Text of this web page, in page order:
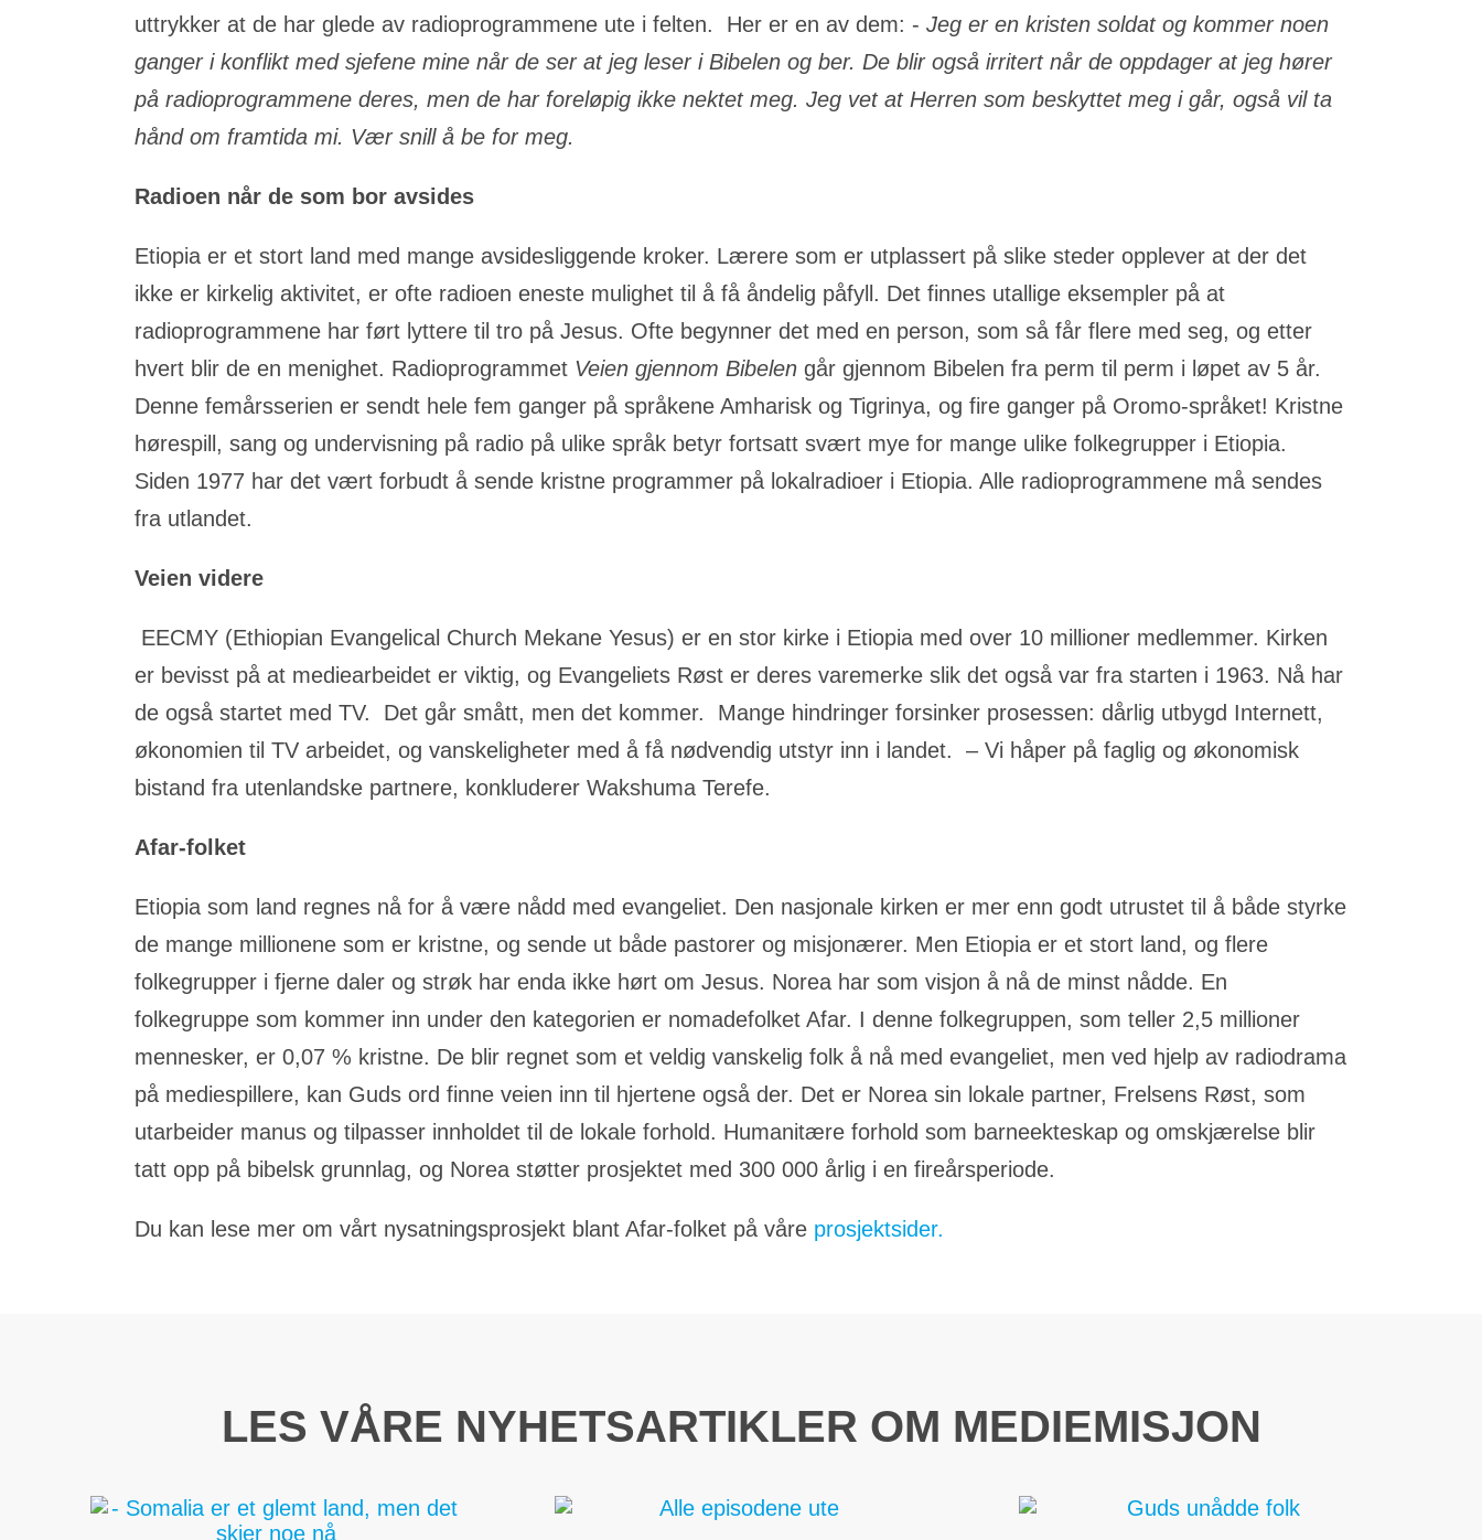
uttrykker at de har glede av radioprogrammene ute i felten. Her er en av dem: - Jeg er en kristen soldat og kommer noen
ganger i konflikt med sjefene mine når de ser at jeg leser i Bibelen og ber. De blir også irritert når de oppdager at jeg hører
på radioprogrammene deres, men de har foreløpig ikke nektet meg. Jeg vet at Herren som beskyttet meg i går, også vil ta
hånd om framtida mi. Vær snill å be for meg.
Radioen når de som bor avsides
Etiopia er et stort land med mange avsidesliggende kroker. Lærere som er utplassert på slike steder opplever at der det
ikke er kirkelig aktivitet, er ofte radioen eneste mulighet til å få åndelig påfyll. Det finnes utallige eksempler på at
radioprogrammene har ført lyttere til tro på Jesus. Ofte begynner det med en person, som så får flere med seg, og etter
hvert blir de en menighet. Radioprogrammet Veien gjennom Bibelen går gjennom Bibelen fra perm til perm i løpet av 5 år.
Denne femårsserien er sendt hele fem ganger på språkene Amharisk og Tigrinya, og fire ganger på Oromo-språket! Kristne
hørespill, sang og undervisning på radio på ulike språk betyr fortsatt svært mye for mange ulike folkegrupper i Etiopia.
Siden 1977 har det vært forbudt å sende kristne programmer på lokalradioer i Etiopia. Alle radioprogrammene må sendes
fra utlandet.
Veien videre
EECMY (Ethiopian Evangelical Church Mekane Yesus) er en stor kirke i Etiopia med over 10 millioner medlemmer. Kirken
er bevisst på at mediearbeidet er viktig, og Evangeliets Røst er deres varemerke slik det også var fra starten i 1963. Nå har
de også startet med TV. Det går smått, men det kommer. Mange hindringer forsinker prosessen: dårlig utbygd Internett,
økonomien til TV arbeidet, og vanskeligheter med å få nødvendig utstyr inn i landet. – Vi håper på faglig og økonomisk
bistand fra utenlandske partnere, konkluderer Wakshuma Terefe.
Afar-folket
Etiopia som land regnes nå for å være nådd med evangeliet. Den nasjonale kirken er mer enn godt utrustet til å både styrke
de mange millionene som er kristne, og sende ut både pastorer og misjonærer. Men Etiopia er et stort land, og flere
folkegrupper i fjerne daler og strøk har enda ikke hørt om Jesus. Norea har som visjon å nå de minst nådde. En
folkegruppe som kommer inn under den kategorien er nomadefolket Afar. I denne folkegruppen, som teller 2,5 millioner
mennesker, er 0,07 % kristne. De blir regnet som et veldig vanskelig folk å nå med evangeliet, men ved hjelp av radiodrama
på mediespillere, kan Guds ord finne veien inn til hjertene også der. Det er Norea sin lokale partner, Frelsens Røst, som
utarbeider manus og tilpasser innholdet til de lokale forhold. Humanitære forhold som barneekteskap og omskjærelse blir
tatt opp på bibelsk grunnlag, og Norea støtter prosjektet med 300 000 årlig i en fireårsperiode.
Du kan lese mer om vårt nysatningsprosjekt blant Afar-folket på våre prosjektsider.
LES VÅRE NYHETSARTIKLER OM MEDIEMISJON